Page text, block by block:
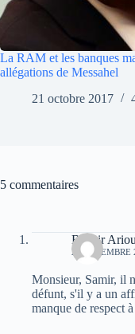
La RAM et les banques
allégations de Messahel
21 octobre 2017
5 commentaires
Bachir
29 DÉCEMBRE
Monsieur, Samir, il
défunt, s'il y a un
manque de respect